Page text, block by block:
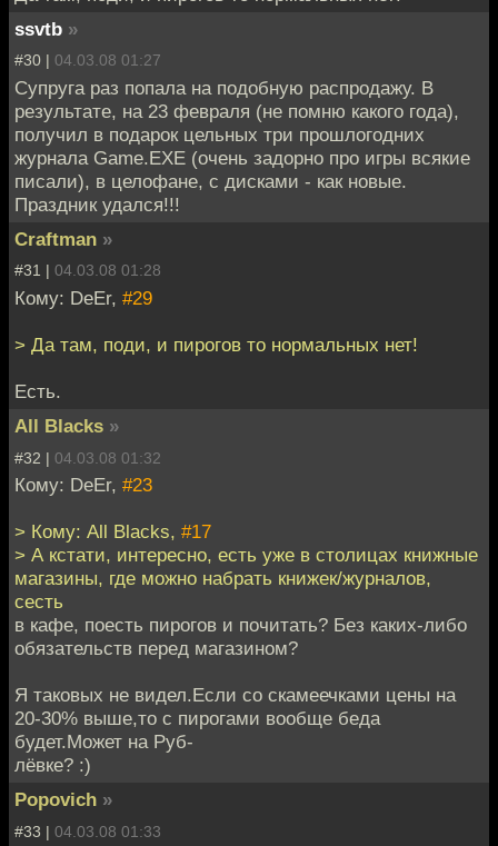
ssvtb »
#30 | 04.03.08 01:27
Супруга раз попала на подобную распродажу. В
результате, на 23 февраля (не помню какого года),
получил в подарок цельных три прошлогодних
журнала Game.EXE (очень задорно про игры всякие
писали), в целофане, с дисками - как новые.
Праздник удался!!!
Craftman »
#31 | 04.03.08 01:28
Кому: DeEr, #29
> Да там, поди, и пирогов то нормальных нет!
Есть.
All Blacks »
#32 | 04.03.08 01:32
Кому: DeEr, #23
> Кому: All Blacks, #17
> А кстати, интересно, есть уже в столицах книжные
магазины, где можно набрать книжек/журналов,
сесть
в кафе, поесть пирогов и почитать? Без каких-либо
обязательств перед магазином?
Я таковых не видел.Если со скамеечками цены на
20-30% выше,то с пирогами вообще беда
будет.Может на Руб-
лёвке? :)
Popovich »
#33 | 04.03.08 01:33